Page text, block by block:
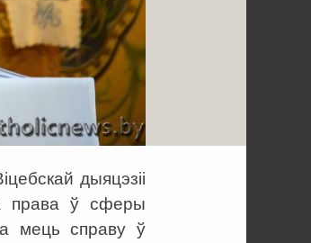
дыяцэзіі
права ў сферы
мець справу ў